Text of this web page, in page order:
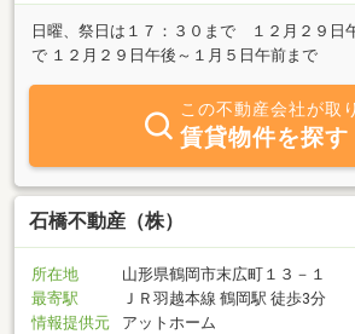
日曜、祭日は１７：３０まで １２月２９日
で １２月２９日午後～１月５日午前まで
この不動産会社が取
賃貸物件を探す
石橋不動産（株）
所在地
山形県鶴岡市末広町１３－１
最寄駅
ＪＲ羽越本線 鶴岡駅 徒歩3分
情報提供元
アットホーム